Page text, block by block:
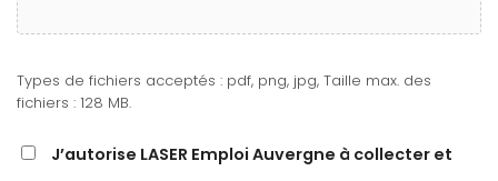
Types de fichiers acceptés : pdf, png, jpg, Taille max. des
fichiers : 128 MB.
RGPDJ’autorise LASER Emploi Auvergne à collecter et